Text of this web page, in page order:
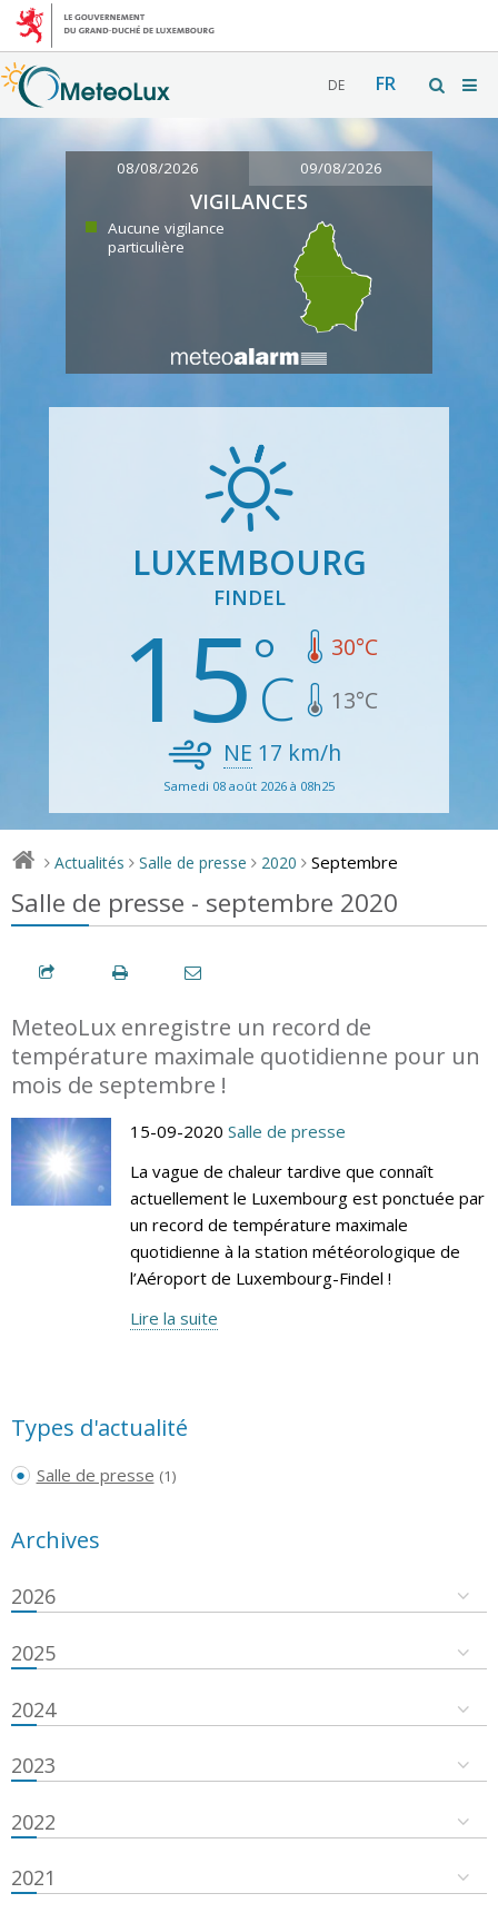
DE FR
08/08/2026 09/08/2026
VIGILANCES
Aucune vigilance
particulière
LUXEMBOURG
FINDEL
15 30°C
13°C
NE 17 km/h
Samedi 08 août 2026 à 08h25
> Actualités > Salle de presse > 2020 > Septembre
Salle de presse - septembre 2020
MeteoLux enregistre un record de
température maximale quotidienne pour un
mois de septembre !
15-09-2020 Salle de presse
La vague de chaleur tardive que connaît
actuellement le Luxembourg est ponctuée par
un record de température maximale
quotidienne à la station météorologique de
l’Aéroport de Luxembourg-Findel !
Lire la suite
Types d'actualité
Salle de presse (1)
Archives
2026
2025
2024
2023
2022
2021